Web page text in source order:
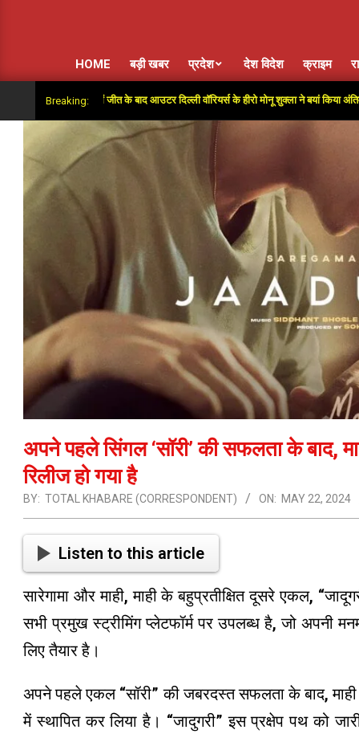
HOME बड़ी खबर प्रदेश देश विदेश क्राइम
Breaking:
ओवर में जीत के बाद आउटर दिल्ली वॉरियर्स के हीरो मोनू शुक्ला ने बयां किया अंतिम गेंदों का
अपने पहले सिंगल ‘सॉरी’ की सफलता के बाद,
रिलीज हो गया है
BY: TOTAL KHABARE (CORRESPONDENT) ON: MAY 22, 2024
Listen to this article
सारेगामा और माही, माही के बहुप्रतीक्षित दूसरे एकल,
सभी प्रमुख स्ट्रीमिंग प्लेटफॉर्म पर उपलब्ध है, जो अपनी
लिए तैयार है।
अपने पहले एकल “सॉरी” की जबरदस्त सफलता के बाद,
में स्थापित कर लिया है। “जादुगरी” इस प्रक्षेप पथ को